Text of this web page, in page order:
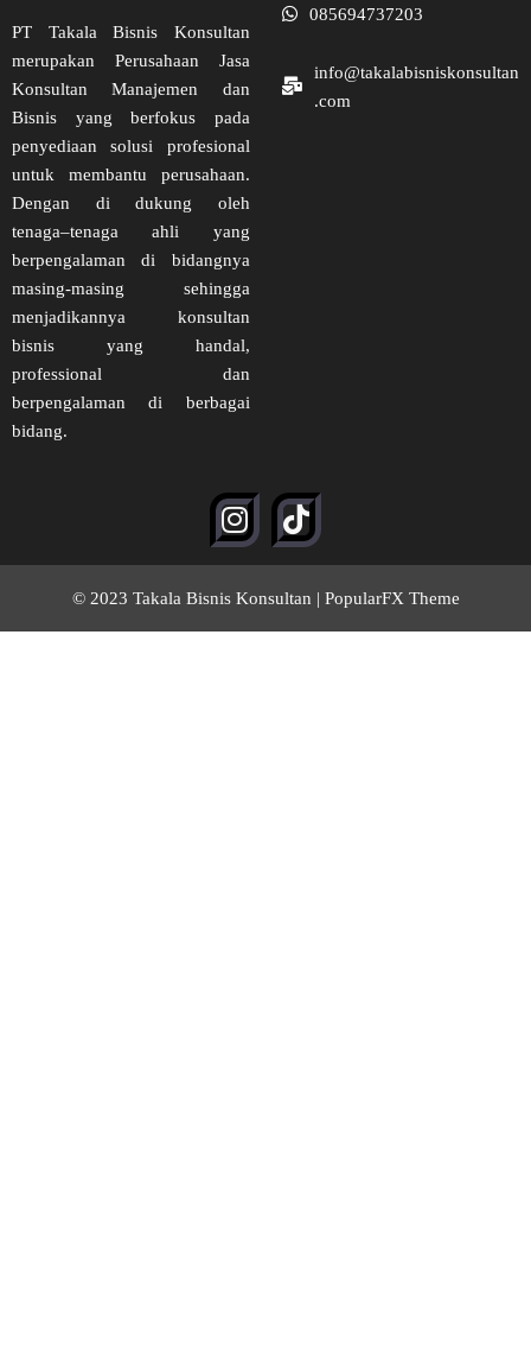
PT Takala Bisnis Konsultan
merupakan Perusahaan Jasa
Konsultan Manajemen dan
Bisnis yang berfokus pada
penyediaan solusi profesional
untuk membantu perusahaan.
Dengan di dukung oleh
tenaga–tenaga ahli yang
berpengalaman di bidangnya
masing-masing sehingga
menjadikannya konsultan
bisnis yang handal,
professional dan
berpengalaman di berbagai
bidang.
085694737203
info@takalabisniskonsultan
.com
© 2023 Takala Bisnis Konsultan | PopularFX Theme